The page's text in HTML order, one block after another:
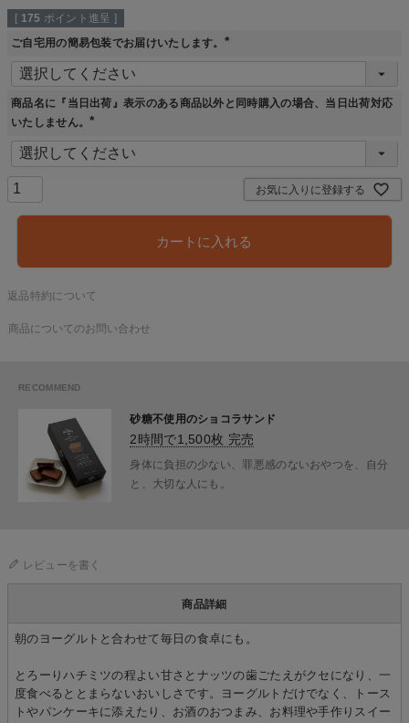
[ 175 ポイント進呈 ]
ご自宅用の簡易包装でお届けいたします。
必
)
商品名に『当日出荷』表示のある商品以外と同時購入の場合、当日出荷対応
いたしません。
必
須
)
お気に入りに登録する
カートに入れる
返品特約について
商品についてのお問い合わせ
砂糖不使用のショコラサンド
2時間で1,500枚 完売
身体に負担の少ない、罪悪感のないおやつを、自分
と、大切な人にも。
レビューを書く
商品詳細
朝のヨーグルトと合わせて毎日の食卓にも。
とろーりハチミツの程よい甘さとナッツの歯ごたえがクセになり、一
度食べるととまらないおいしさです。ヨーグルトだけでなく、トース
トやパンケーキに添えたり、お酒のおつまみ、お料理や手作りスイー